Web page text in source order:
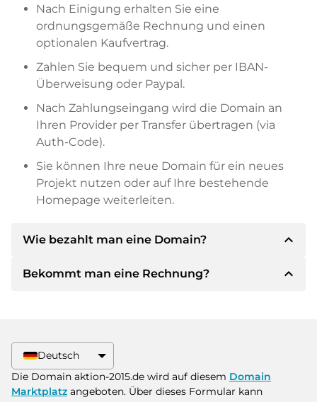
Nach Einigung erhalten Sie eine
ordnungsgemäße Rechnung und einen
optionalen Kaufvertrag.
Zahlen Sie bequem und sicher per IBAN-
Überweisung oder Paypal.
Nach Zahlungseingang wird die Domain an
Ihren Provider per Transfer übertragen (via
Auth-Code).
Sie können Ihre neue Domain für ein neues
Projekt nutzen oder auf Ihre bestehende
Homepage weiterleiten.
Wie bezahlt man eine Domain? expand_less
Nach einer Einigung wird der Inhaber Ihnen die
Zahlungsmethoden anbieten.
Bitte geben Sie bei der Überweisung immer
den Domainnamen und die
Bekommt man eine Rechnung? expand_less
größeren Kaufpreisen bekommen Sie auf
Wunsch auch einen zusätzlichen Kaufvertrag.
Deutsch
Die Domain aktion-2015.de wird auf diesem Domain
Marktplatz angeboten. Über dieses Formular kann